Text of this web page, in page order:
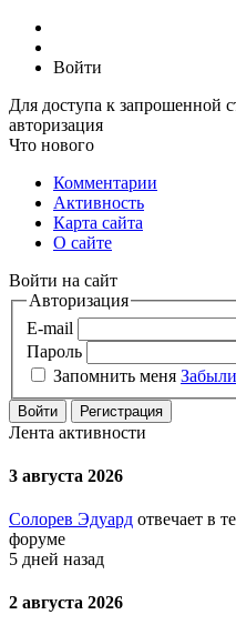
Войти
Для доступа к запрошенной
авторизация
Что нового
Комментарии
Активность
Карта сайта
О сайте
Войти на сайт
Авторизация
E-mail
Пароль
Запомнить меня
Войти Регистрация
Лента активности
3 августа 2026
Солорев Эдуард отвечает в
форуме
5 дней назад
2 августа 2026